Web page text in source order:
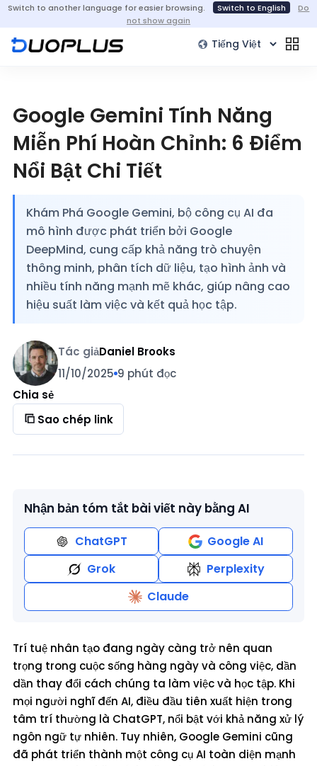
Switch to another language for easier browsing. Switch to English
Do
not show again
Google Gemini Tính Năng
Miễn Phí Hoàn Chỉnh: 6 Điểm
Nổi Bật Chi Tiết
Khám Phá Google Gemini, bộ công cụ AI đa
mô hình được phát triển bởi Google
DeepMind, cung cấp khả năng trò chuyện
thông minh, phân tích dữ liệu, tạo hình ảnh và
nhiều tính năng mạnh mẽ khác, giúp nâng cao
hiệu suất làm việc và kết quả học tập.
Tác giảDaniel Brooks
11/10/2025 9 phút đọc
Chia sẻ
Sao chép link
Nhận bản tóm tắt bài viết này bằng AI
ChatGPT
Google AI
Grok
Perplexity
Claude
Trí tuệ nhân tạo đang ngày càng trở nên quan
trọng trong cuộc sống hàng ngày và công việc, dần
dần thay đổi cách chúng ta làm việc và học tập. Khi
mọi người nghĩ đến AI, điều đầu tiên xuất hiện trong
tâm trí thường là ChatGPT, nổi bật với khả năng xử lý
ngôn ngữ tự nhiên. Tuy nhiên, Google Gemini cũng
đã phát triển thành một công cụ AI toàn diện mạnh